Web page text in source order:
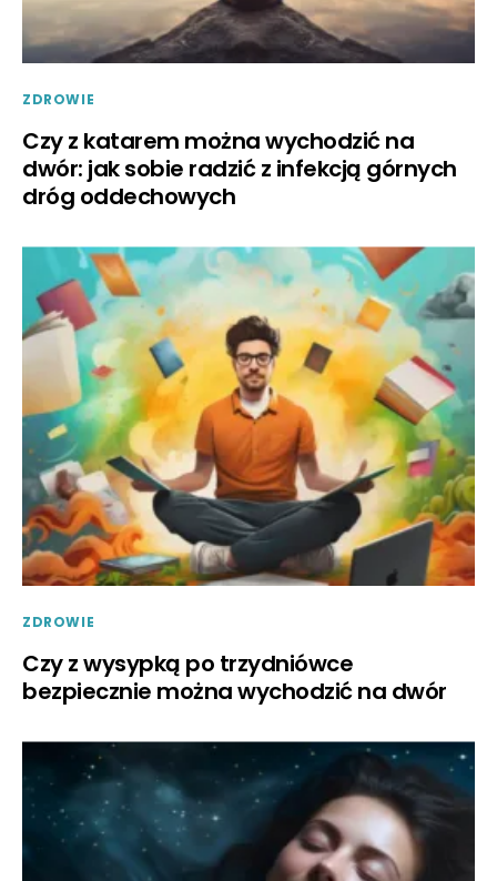
ZDROWIE
Czy z katarem można wychodzić na
dwór: jak sobie radzić z infekcją górnych
dróg oddechowych
ZDROWIE
Czy z wysypką po trzydniówce
bezpiecznie można wychodzić na dwór